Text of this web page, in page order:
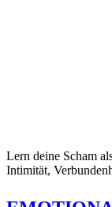
Lern deine Scham
Intimität,